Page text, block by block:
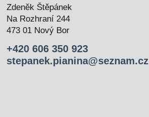
Zdeněk Štěpánek
Na Rozhraní 244
473 01 Nový Bor
+420 606 350 923
stepanek.pianina@seznam.cz